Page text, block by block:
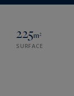
225m²
SURFACE